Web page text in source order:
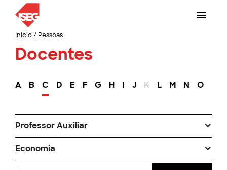
Início/ Pessoas
Docentes
A B C D E F G H I J K L M N O
Professor Auxiliar
Economia